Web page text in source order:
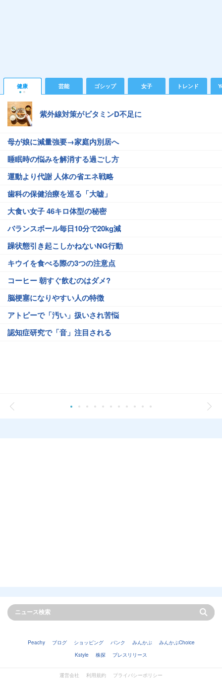
健康 芸能 ゴシップ 女子 トレンド
紫外線対策がビタミンD不足に
母が娘に減量強要→家庭内別居へ
睡眠時の悩みを解消する過ごし方
運動より代謝 人体の省エネ戦略
歯科の保健治療を巡る「大嘘」
大食い女子 46キロ体型の秘密
バランスボール毎日10分で20kg減
躁状態引き起こしかねないNG行動
キウイを食べる際の3つの注意点
コーヒー 朝すぐ飲むのはダメ?
脳梗塞になりやすい人の特徴
アトピーで「汚い」扱いされ苦悩
認知症研究で「音」注目される
Peachy ブログ ショッピング バンク みんかぶ
みんかぶChoice
Kstyle
株探 プレスリリース
運営会社 利用規約 プライバシーポリシー